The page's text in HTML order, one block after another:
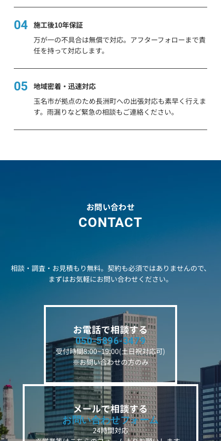
04
施工後10年保証
万が一の不具合は無償で対応。アフターフォローまで責
任を持って対応します。
05
地域密着・迅速対応
玉名市が拠点のため長洲町への出張対応も素早く行えま
す。雨漏りなど緊急の相談もご連絡ください。
お問い合わせ
CONTACT
相談・調査・お見積もり無料。契約も必須ではありませんので、
まずはお気軽にお問い合わせください。
お電話で相談する
050-5896-3479
受付時間8:00~19:00(土日祝対応可)
※お問い合わせの方のみ
メールで相談する
お問い合わせフォーム
24時間対応